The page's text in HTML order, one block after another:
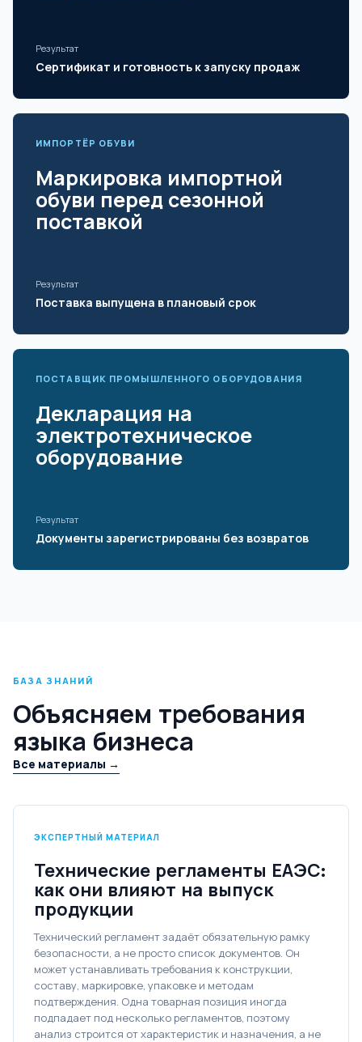
Результат
Сертификат и готовность к запуску продаж
ИМПОРТЁР ОБУВИ
Маркировка импортной
обуви перед сезонной
поставкой
Результат
Поставка выпущена в плановый срок
ПОСТАВЩИК ПРОМЫШЛЕННОГО ОБОРУДОВАНИЯ
Декларация на
электротехническое
оборудование
Результат
Документы зарегистрированы без возвратов
БАЗА ЗНАНИЙ
Объясняем требования
языка бизнеса
Все материалы →
ЭКСПЕРТНЫЙ МАТЕРИАЛ
Технические регламенты ЕАЭС:
как они влияют на выпуск
продукции
Технический регламент задаёт обязательную рамку
безопасности, а не просто список документов. Он
может устанавливать требования к конструкции,
составу, маркировке, упаковке и методам
подтверждения. Одна товарная позиция иногда
подпадает под несколько регламентов, поэтому
анализ строится от характеристик и назначения, а не